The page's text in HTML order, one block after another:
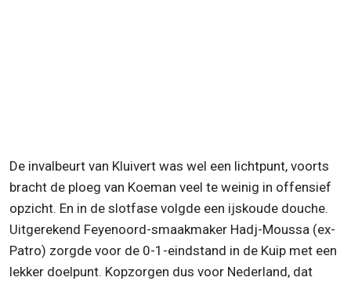
De invalbeurt van Kluivert was wel een lichtpunt, voorts
bracht de ploeg van Koeman veel te weinig in offensief
opzicht. En in de slotfase volgde een ijskoude douche.
Uitgerekend Feyenoord-smaakmaker Hadj-Moussa (ex-
Patro) zorgde voor de 0-1-eindstand in de Kuip met een
lekker doelpunt. Kopzorgen dus voor Nederland, dat